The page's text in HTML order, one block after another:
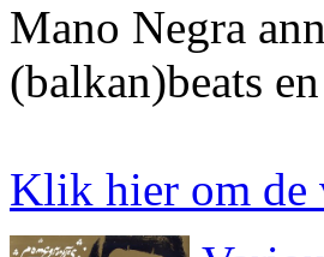
Mano Negra
(balkan)beats
Klik hier om de